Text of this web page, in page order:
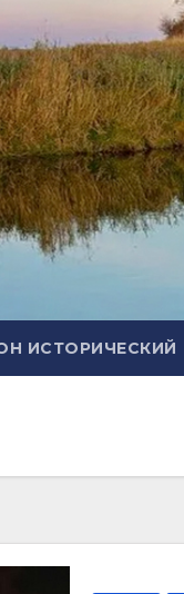
ИСТОРИЧЕСКИЙ